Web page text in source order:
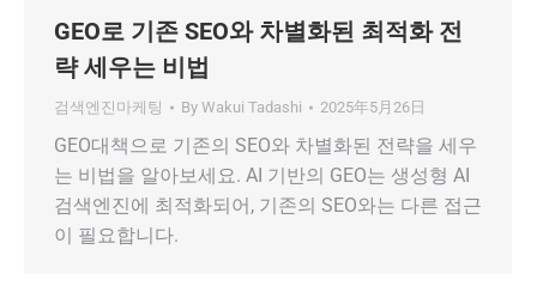
GEO로 기존 SEO와 차별화된 최적화 전
략 세우는 비법
검색엔진마케팅 By Wakui Tadashi 2025年5月26日
GEO대책으로 기존의 SEO와 차별화된 전략을 세우
는 비법을 알아보세요. AI 기반의 GEO는 생성형 AI
검색엔진에 최적화되어, 기존의 SEO와는 다른 접근
이 필요합니다.